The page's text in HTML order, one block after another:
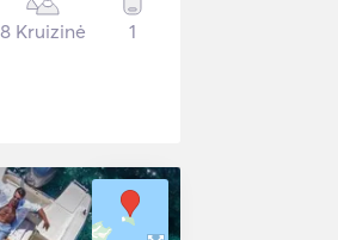
8 Kruizinė 1